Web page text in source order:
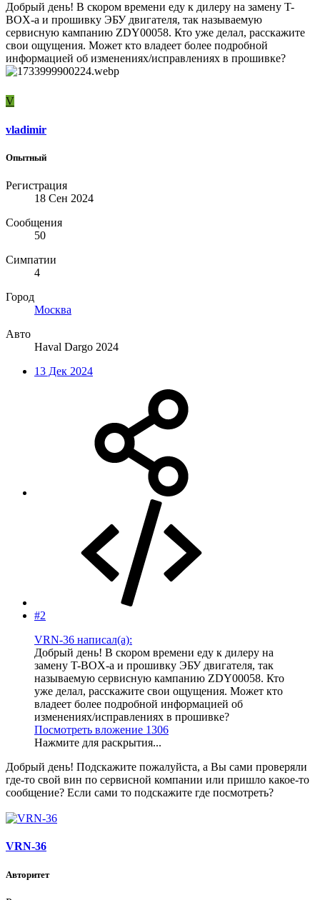
Добрый день! В скором времени еду к дилеру на замену T-
BOX-а и прошивку ЭБУ двигателя, так называемую
сервисную кампанию ZDY00058. Кто уже делал, расскажите
свои ощущения. Может кто владеет более подробной
информацией об изменениях/исправлениях в прошивке?
V
vladimir
Опытный
Регистрация
18 Сен 2024
Сообщения
50
Симпатии
4
Город
Москва
Авто
Нaval Dargo 2024
13 Дек 2024
#2
VRN-36 написал(а):
Добрый день! В скором времени еду к дилеру на
замену T-BOX-а и прошивку ЭБУ двигателя, так
называемую сервисную кампанию ZDY00058. Кто
уже делал, расскажите свои ощущения. Может кто
владеет более подробной информацией об
изменениях/исправлениях в прошивке?
Посмотреть вложение 1306
Нажмите для раскрытия...
Добрый день! Подскажите пожалуйста, а Вы сами проверяли
где-то свой вин по сервисной компании или пришло какое-то
сообщение? Если сами то подскажите где посмотреть?
VRN-36
Авторитет